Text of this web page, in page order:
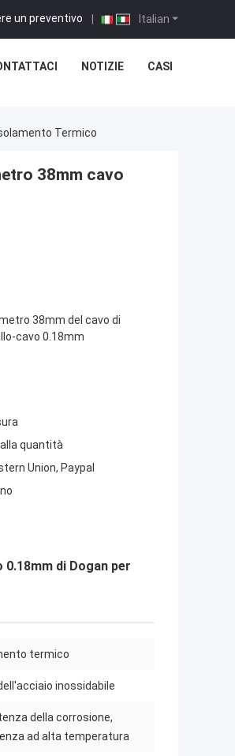
Italian
un preventivo |
NOTIZIE CASI
Termico
38mm cavo
38mm del cavo di
cavo 0.18mm
quantità
Union, Paypal
di Dogan per
termico
inossidabile
della corrosione,
ad alta temperatura